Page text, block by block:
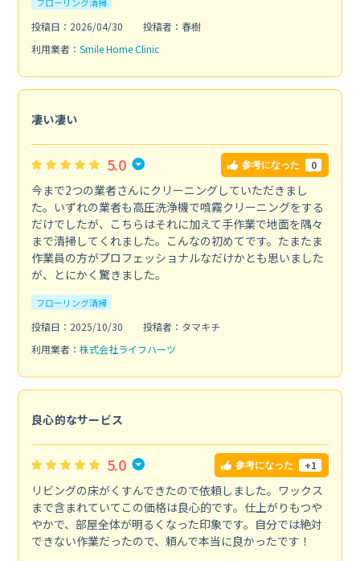
投稿日：2026/04/30
投稿者：春樹
利用業者： Smile Home Clinic
凄い凄い
5.0 参考になった 0
今まで2つの業者さんにクリーニングしていただきまし
た。いずれの業者も高圧洗浄機で噴霧クリーニングをする
だけでしたが、こちらはそれに加えて手作業で地面を隅々
まで清掃してくれました。こんなの初めてです。たまたま
作業員の方がプロフェッショナルなだけかとも思いました
が、とにかく驚きました。
フローリング清掃
投稿日：2025/10/30
投稿者：タマキチ
利用業者： 株式会社ライフハーツ
良心的なサービス
5.0 参考になった +1
リビングの床がくすんできたので依頼しました。ワックス
まで含まれていてこの価格は良心的です。仕上がりもつや
やかで、部屋全体が明るくなった印象です。自分では絶対
できない作業だったので、頼んで本当に良かったです！